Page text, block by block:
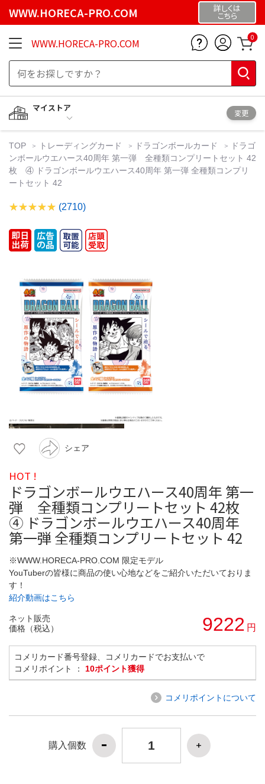
WWW.HORECA-PRO.COM 詳しくは
こちら
WWW.HORECA-PRO.COM 0
マイストア
変更
TOP トレーディングカード ドラゴンボールカード
ドラゴ
ンボールウエハース40周年 第一弾 全種類コンプリートセット 42
枚 ④ ドラゴンボールウエハース40周年 第一弾 全種類コンプリ
ートセット 42
(2710)
シェア
HOT !
ドラゴンボールウエハース40周年 第一
弾 全種類コンプリートセット 42枚
④ ドラゴンボールウエハース40周年
第一弾 全種類コンプリートセット 42
※WWW.HORECA-PRO.COM 限定モデル
YouTuberの皆様に商品の使い心地などをご紹介いただいておりま
す！
紹介動画はこちら
ネット販売
価格（税込）
9222 円
コメリカード番号登録、コメリカードでお支払いで
コメリポイント ： 10ポイント獲得
コメリポイントについて
購入個数